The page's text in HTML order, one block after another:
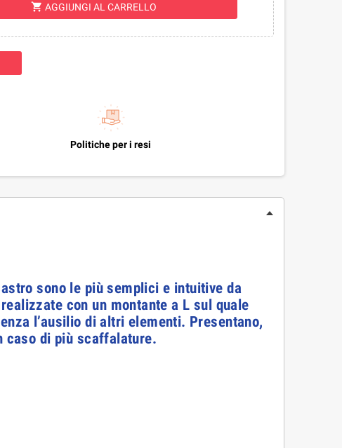
shopping_cart AGGIUNGI AL CARRELLO
Politiche per i resi
sono le più semplici e intuitive da
con un montante a L sul quale
l’ausilio di altri elementi. Presentano,
caso di più scaffalature.